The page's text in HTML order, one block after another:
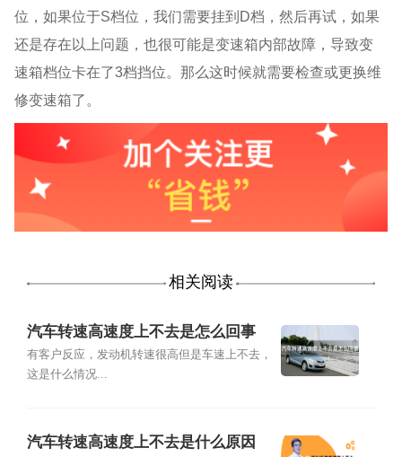
位，如果位于S档位，我们需要挂到 D档，然后再试，如果
还是存在以上问题，也很可能是变速箱内部故障，导致变
速箱档位卡在了3档挡位。那么这时候就需要检查或更换维
修变速箱了。
相关阅读
汽车转速高速度上不去是怎么回事
有客户反应，发动机转速很高但是车速上不去，
这是什么情况...
汽车转速高速度上不去是什么原因